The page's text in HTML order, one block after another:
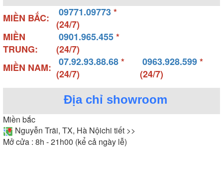
MIỀN BẮC: 09771.09773*
(24/7)
MIỀN
TRUNG:
0901.965.455*
(24/7)
MIỀN NAM:
07.92.93.88.68*
(24/7)
0963.928.599*
(24/7)
Địa chỉ showroom
Miền bắc
Nguyễn Trãi, TX, Hà Nộichi tiết >>
Mở cửa : 8h - 21h00 (kể cả ngày lễ)